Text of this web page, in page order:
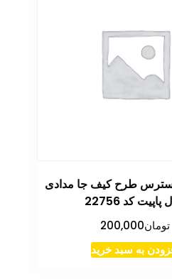
طرح کیف جا مدادی
کد 22756
تومان200,000
به سبد خرید